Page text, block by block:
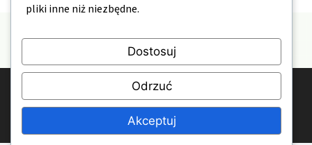
© 2026 DepartamentOdszkodowan.pl
Polityka prywatności
Kontakt
pliki inne niż niezbędne.
Dostosuj
Odrzuć
Akceptuj